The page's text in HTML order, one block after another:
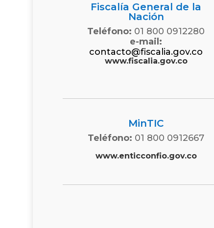
Fiscalía General de la
Nación
Teléfono: 01 800 0912280
e-mail:
contacto@fiscalia.gov.co
www.fiscalia.gov.co
MinTIC
Teléfono: 01 800 0912667
www.enticconfio.gov.co